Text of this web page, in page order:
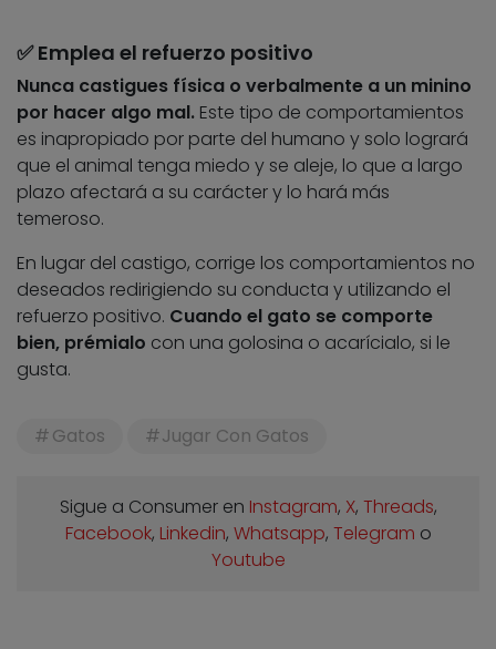
✅ Emplea el refuerzo positivo
Nunca castigues física o verbalmente a un minino
por hacer algo mal. Este tipo de comportamientos
es inapropiado por parte del humano y solo logrará
que el animal tenga miedo y se aleje, lo que a largo
plazo afectará a su carácter y lo hará más
temeroso.
En lugar del castigo, corrige los comportamientos no
deseados redirigiendo su conducta y utilizando el
refuerzo positivo. Cuando el gato se comporte
bien, prémialo con una golosina o acarícialo, si le
gusta.
Gatos Jugar Con Gatos
Sigue a Consumer en Instagram, X, Threads,
Facebook, Linkedin, Whatsapp, Telegram o
Youtube